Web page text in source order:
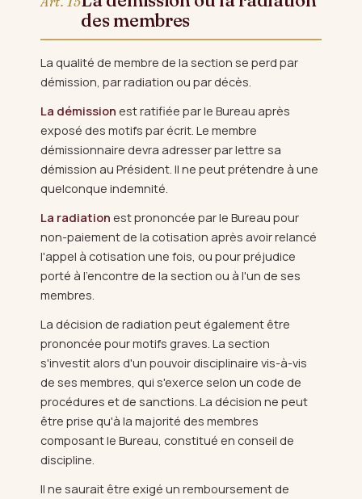
des membres
La qualité de membre de la section se perd par
démission, par radiation ou par décès.
La démission est ratifiée par le Bureau après
exposé des motifs par écrit. Le membre
démissionnaire devra adresser par lettre sa
démission au Président. Il ne peut prétendre à une
quelconque indemnité.
La radiation est prononcée par le Bureau pour
non-paiement de la cotisation après avoir relancé
l'appel à cotisation une fois, ou pour préjudice
porté à l'encontre de la section ou à l'un de ses
membres.
La décision de radiation peut également être
prononcée pour motifs graves. La section
s'investit alors d'un pouvoir disciplinaire vis-à-vis
de ses membres, qui s'exerce selon un code de
procédures et de sanctions. La décision ne peut
être prise qu'à la majorité des membres
composant le Bureau, constitué en conseil de
discipline.
Il ne saurait être exigé un remboursement de